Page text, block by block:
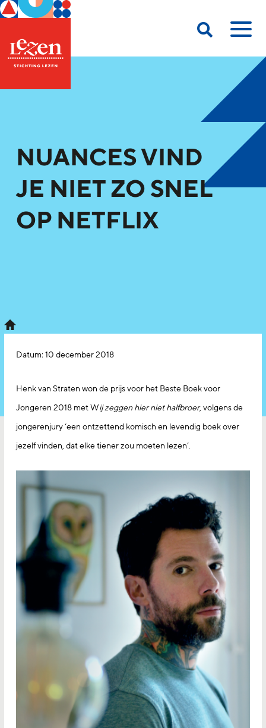
NUANCES VIND
JE NIET ZO SNEL
OP NETFLIX
Datum: 10 december 2018
Henk van Straten won de prijs voor het Beste Boek voor
Jongeren 2018 met Wij zeggen hier niet halfbroer, volgens de
jongerenjury ‘een ontzettend komisch en levendig boek over
jezelf vinden, dat elke tiener zou moeten lezen’.